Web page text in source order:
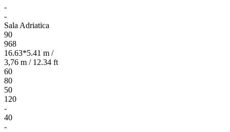
-
-
Sala Adriatica
90
968
16.63*5.41 m /
3,76 m / 12.34 ft
60
80
50
120
-
40
-